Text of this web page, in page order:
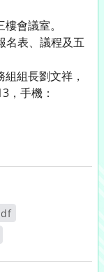
會議室。
名表、議程及五
組長劉文祥，
，手機：